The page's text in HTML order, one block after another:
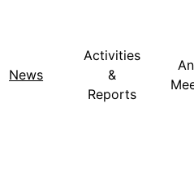
News
Activities
&
Reports